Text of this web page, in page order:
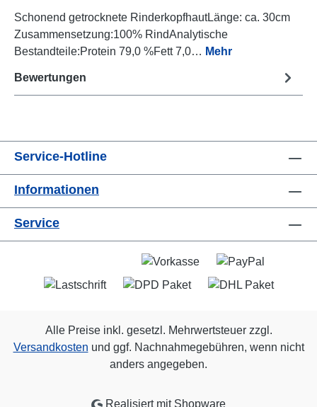
Schonend getrocknete RinderkopfhautLänge: ca. 30cm
Zusammensetzung:100% RindAnalytische
Bestandteile:Protein 79,0 %Fett 7,0… Mehr
Bewertungen
Service-Hotline
Informationen
Service
Alle Preise inkl. gesetzl. Mehrwertsteuer zzgl.
Versandkosten und ggf. Nachnahmegebühren, wenn nicht
anders angegeben.
Realisiert mit Shopware